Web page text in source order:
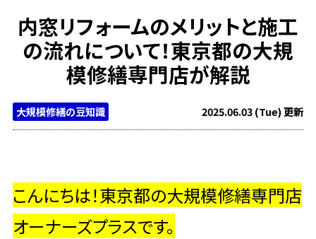
内窓リフォームのメリットと施工
の流れについて！東京都の大規
模修繕専門店が解説
大規模修繕の豆知識 2025.06.03 (Tue) 更新
こんにちは！東京都の大規模修繕専門店
オーナーズプラスです。